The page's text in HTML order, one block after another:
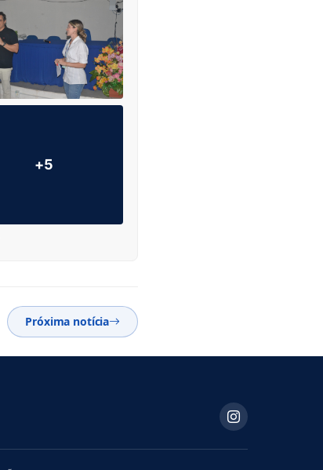
+5
Próxima notícia